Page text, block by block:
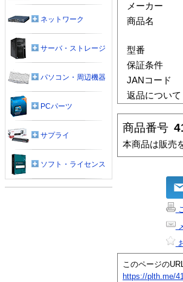
メーカー
商品名
型番
保証条件
JANコード
返品について
商品番号
本商品は販売
このページのURL
https://plth.me/
ネットワーク
サーバ・ストレージ
パソコン・周辺機器
PCパーツ
サプライ
ソフト・ライセンス